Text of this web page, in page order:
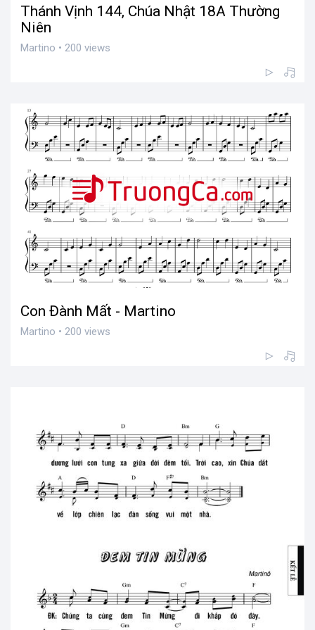
Thánh Vịnh 144, Chúa Nhật 18A Thường
Niên
Martino • 200 views
Con Đành Mất - Martino
Martino • 200 views